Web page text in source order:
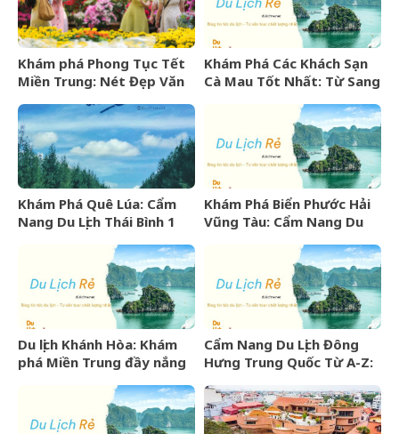
Khám phá Phong Tục Tết
Miền Trung: Nét Đẹp Văn
Khám Phá Các Khách Sạn
Cà Mau Tốt Nhất: Từ Sang
Khám Phá Quê Lúa: Cẩm
Nang Du Lịch Thái Bình 1
Khám Phá Biển Phước Hải
Vũng Tàu: Cẩm Nang Du
Du lịch Khánh Hòa: Khám
phá Miền Trung đầy nắng
Cẩm Nang Du Lịch Đông
Hưng Trung Quốc Từ A-Z:
Trình Chi Tiết